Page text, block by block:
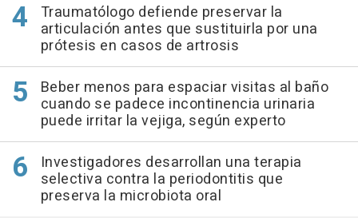
Traumatólogo defiende preservar la
articulación antes que sustituirla por una
prótesis en casos de artrosis
Beber menos para espaciar visitas al baño
cuando se padece incontinencia urinaria
puede irritar la vejiga, según experto
Investigadores desarrollan una terapia
selectiva contra la periodontitis que
preserva la microbiota oral